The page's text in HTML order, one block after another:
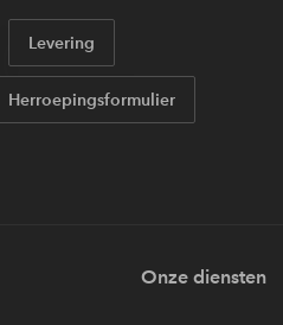
Levering
Herroepingsformulier
Onze diensten